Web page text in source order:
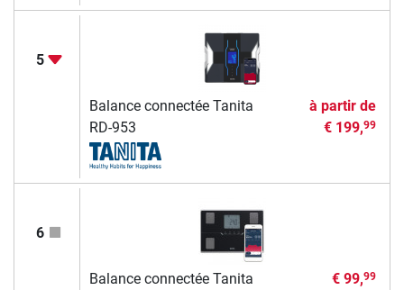
5
Balance connectée Tanita
RD-953
à partir de
€ 199,99
6
Balance connectée Tanita
€ 99,99